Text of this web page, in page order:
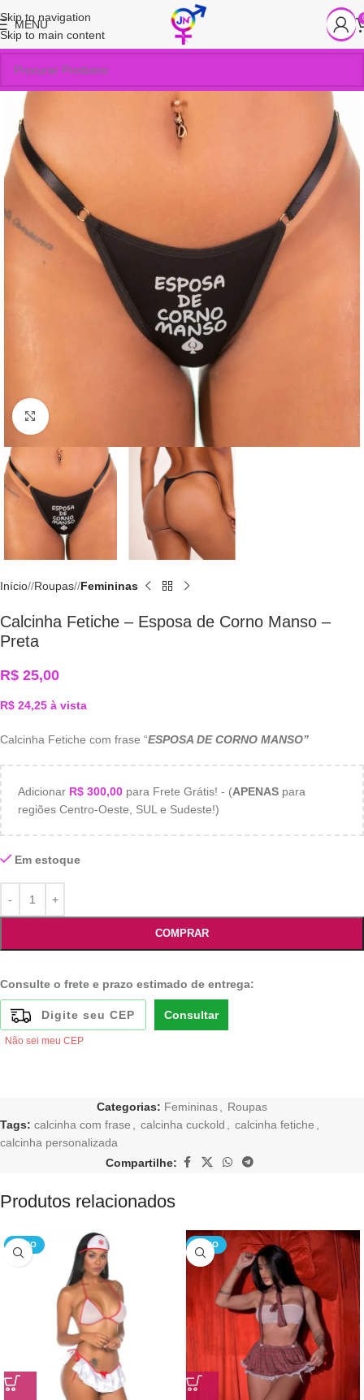
Skip to navigation
Skip to main content
MENU
Click to enlarge
Início/ Roupas/ Femininas
Calcinha Fetiche – Esposa de Corno Manso –
Preta
R$ 25,00
R$ 24,25 à vista
Calcinha Fetiche com frase “ESPOSA DE CORNO MANSO”
Adicionar R$ 300,00 para Frete Grátis! - (APENAS para
regiões Centro-Oeste, SUL e Sudeste!)
Em estoque
COMPRAR
Consulte o frete e prazo estimado de entrega:
Consultar
Não sei meu CEP
Categorias: Femininas, Roupas
Tags: calcinha com frase , calcinha cuckold , calcinha fetiche ,
calcinha personalizada
Compartilhe:
Produtos relacionados
NOVO NOVO